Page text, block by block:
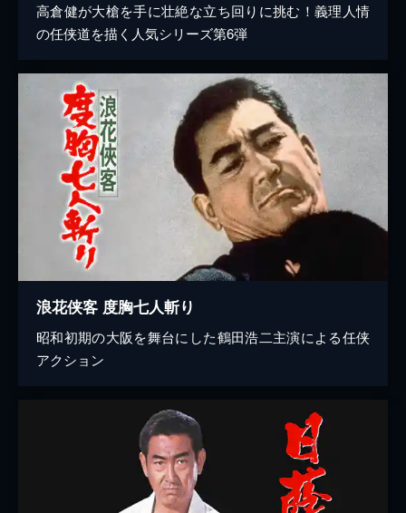
高倉健が大槍を手に壮絶な立ち回りに挑む！義理人情
の任侠道を描く人気シリーズ第6弾
浪花侠客 度胸七人斬り
昭和初期の大阪を舞台にした鶴田浩二主演による任侠
アクション